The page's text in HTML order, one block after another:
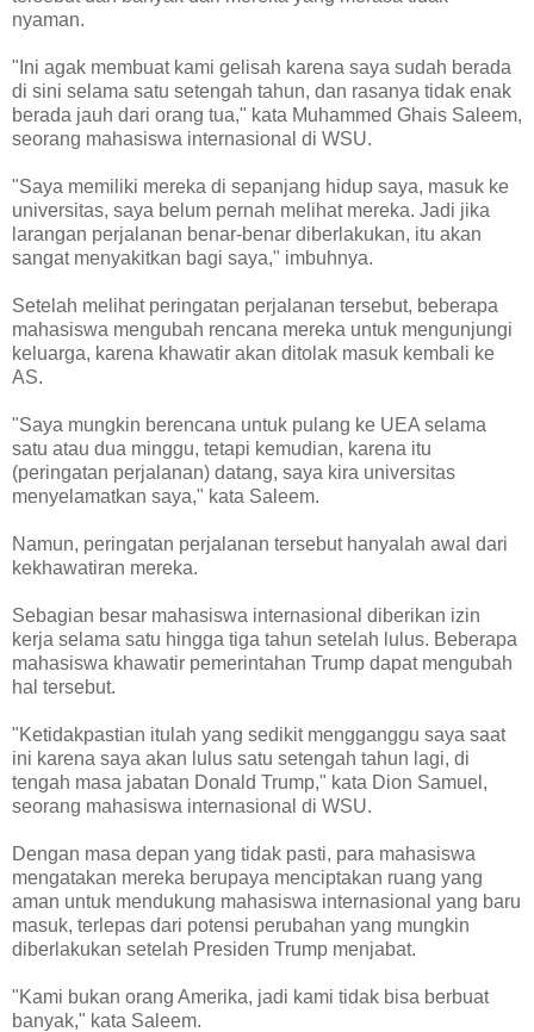
nyaman.
"Ini agak membuat kami gelisah karena saya sudah berada
di sini selama satu setengah tahun, dan rasanya tidak enak
berada jauh dari orang tua," kata Muhammed Ghais Saleem,
seorang mahasiswa internasional di WSU.
"Saya memiliki mereka di sepanjang hidup saya, masuk ke
universitas, saya belum pernah melihat mereka. Jadi jika
larangan perjalanan benar-benar diberlakukan, itu akan
sangat menyakitkan bagi saya," imbuhnya.
Setelah melihat peringatan perjalanan tersebut, beberapa
mahasiswa mengubah rencana mereka untuk mengunjungi
keluarga, karena khawatir akan ditolak masuk kembali ke
AS.
"Saya mungkin berencana untuk pulang ke UEA selama
satu atau dua minggu, tetapi kemudian, karena itu
(peringatan perjalanan) datang, saya kira universitas
menyelamatkan saya," kata Saleem.
Namun, peringatan perjalanan tersebut hanyalah awal dari
kekhawatiran mereka.
Sebagian besar mahasiswa internasional diberikan izin
kerja selama satu hingga tiga tahun setelah lulus. Beberapa
mahasiswa khawatir pemerintahan Trump dapat mengubah
hal tersebut.
"Ketidakpastian itulah yang sedikit mengganggu saya saat
ini karena saya akan lulus satu setengah tahun lagi, di
tengah masa jabatan Donald Trump," kata Dion Samuel,
seorang mahasiswa internasional di WSU.
Dengan masa depan yang tidak pasti, para mahasiswa
mengatakan mereka berupaya menciptakan ruang yang
aman untuk mendukung mahasiswa internasional yang baru
masuk, terlepas dari potensi perubahan yang mungkin
diberlakukan setelah Presiden Trump menjabat.
"Kami bukan orang Amerika, jadi kami tidak bisa berbuat
banyak," kata Saleem.